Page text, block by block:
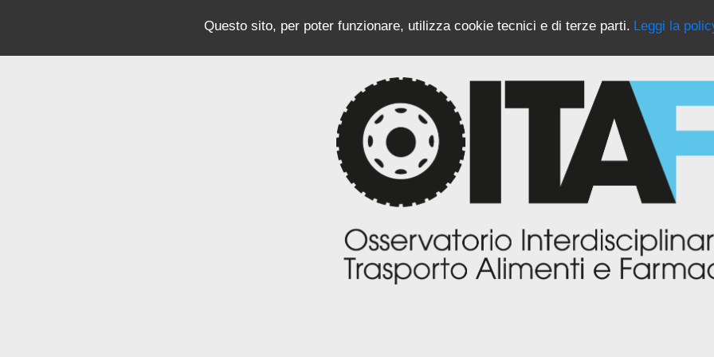
Questo sito, per poter funzionare, utilizza cookie tecnici e di terze parti. Leggi la